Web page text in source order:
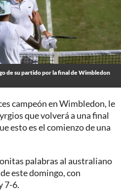
de su partido por la final de Wimbledon
campeón en Wimbledon, le
que volverá a una final
esto es el comienzo de una
palabras al australiano
este domingo, con
7-6.